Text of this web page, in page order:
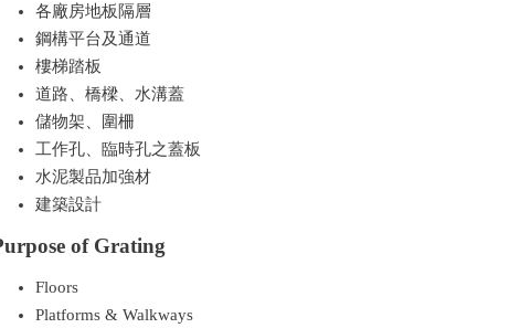
各廠房地板隔層
鋼構平台及通道
樓梯踏板
道路、橋樑、水溝蓋
儲物架、圍柵
工作孔、臨時孔之蓋板
水泥製品加強材
建築設計
of Grating
Floors
Platforms & Walkways